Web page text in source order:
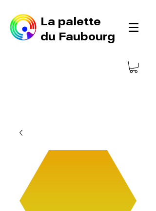
La palette
du Faubourg